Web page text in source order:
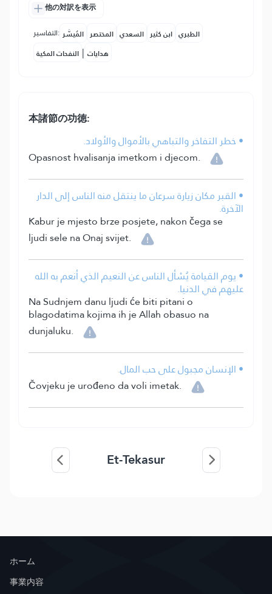
他の対訳を表示
التفاسير: المُيسَّر المختصر السعدي ابن كثير الطبري
النفحات المكية | هدايات
本諸節の功徳:
• خطر التفاخر والتباهي بالأموال والأولاد.
Opasnost hvalisanja imetkom i djecom.
• القبر مكان زيارة سرعان ما ينتقل منه الناس إلى الدار
الآخرة.
Kabur je mjesto brze posjete, nakon čega se
ljudi sele na Onaj svijet.
• يوم القيامة يُسْأل الناس عن النعيم الذي أنعم به الله
عليهم في الدنيا.
Na Sudnjem danu ljudi će biti pitani o
blagodatima kojima ih je Allah obasuo na
dunjaluku.
• الإنسان مجبول على حب المال.
Čovjeku je urođeno da voli imetak.
Et-Tekasur
ホーム
事業内容